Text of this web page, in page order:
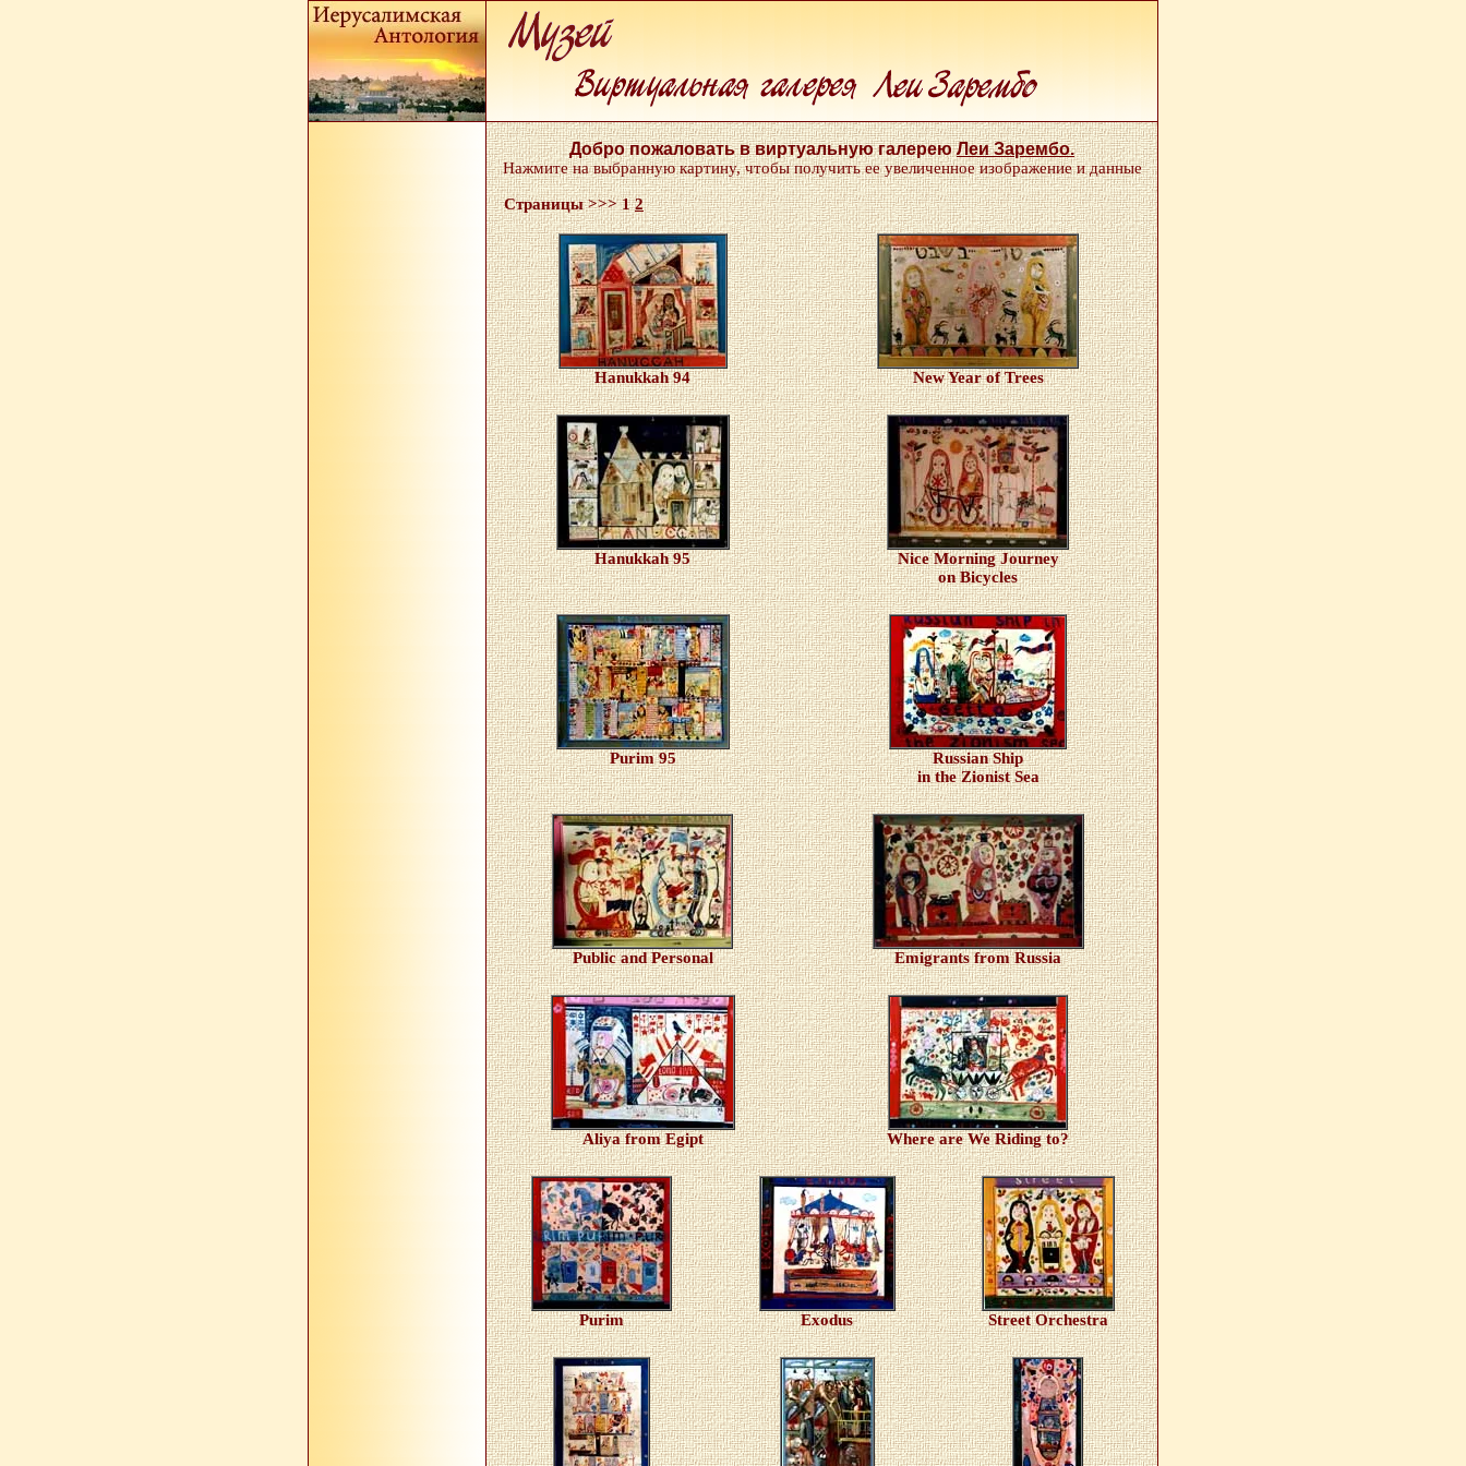
Добро пожаловать в виртуальную галереюЛеи Зарембо.
Нажмите на выбранную картину, чтобы получить ее увеличенное изображение и данные
Страницы >>> 12
Hanukkah 94 New Year of Trees
Hanukkah 95
Nice Morning Journey
on Bicycles
Purim 95
Russian Ship
in the Zionist Sea
Public and Personal Emigrants from Russia
Aliya from Egipt Where are We Riding to?
Purim Exodus Street Orchestra